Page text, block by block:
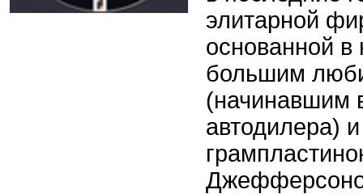
элитарной
основанной в
большим
(начинавшим
автодилера)